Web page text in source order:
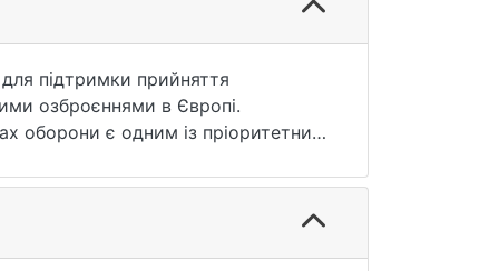
підтримки прийняття
озброєннями в Європі.
оборони є одним із пріоритетних
інноваційної діяльності у
та механізмів державного
систем підтримки прийняття
в Європі можливо ефективно